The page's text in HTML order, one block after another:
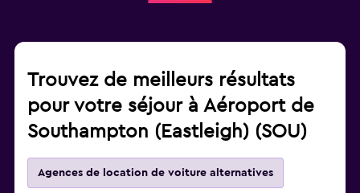
Trouvez de meilleurs résultats
pour votre séjour à Aéroport de
Southampton (Eastleigh) (SOU)
Agences de location de voiture alternatives